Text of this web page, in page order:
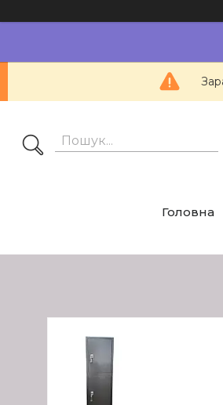
Головна